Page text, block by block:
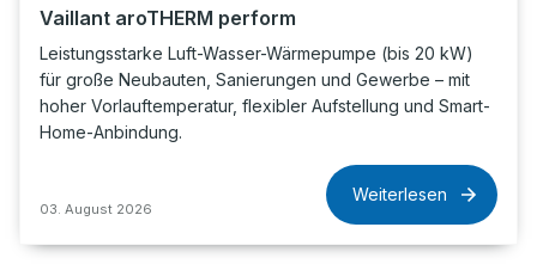
Vaillant aroTHERM perform
Leistungsstarke Luft-Wasser-Wärmepumpe (bis 20 kW)
für große Neubauten, Sanierungen und Gewerbe – mit
hoher Vorlauftemperatur, flexibler Aufstellung und Smart-
Home-Anbindung.
03. August 2026
Weiterlesen